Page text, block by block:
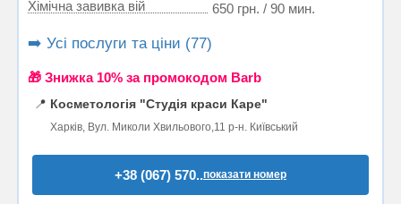
Хімічна завивка вій 650 грн. / 90 мин.
➡️ Усі послуги та ціни (77)
🎁 Знижка 10% за промокодом Barb
📍 Косметологія "Студія краси Каре"
Харків, Вул. Миколи Хвильового,11 р-н. Київський
+38 (067) 570..показати номер